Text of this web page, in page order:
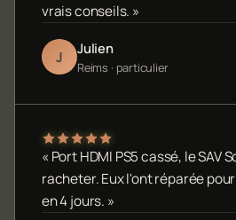
vrais conseils. »
J Julien
Reims · particulier
« Port HDMI PS5 cassé, le SAV
racheter. Eux l'ont réparée
en 4 jours. »